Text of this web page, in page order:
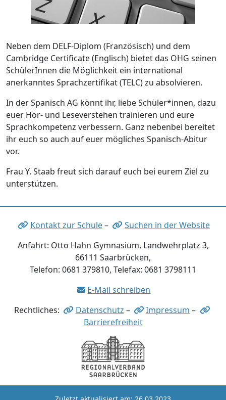
Neben dem DELF-Diplom (Französisch) und dem
Cambridge Certificate (Englisch) bietet das OHG seinen
SchülerInnen die Möglichkeit ein international
anerkanntes Sprachzertifikat (TELC) zu absolvieren.
In der Spanisch AG könnt ihr, liebe Schüler*innen, dazu
euer Hör- und Leseverstehen trainieren und eure
Sprachkompetenz verbessern. Ganz nebenbei bereitet
ihr euch so auch auf euer mögliches Spanisch-Abitur
vor.
Frau Y. Staab freut sich darauf euch bei eurem Ziel zu
unterstützen.
Kontakt zur Schule–
Suchen in der Website
Anfahrt: Otto Hahn Gymnasium, Landwehrplatz 3,
66111 Saarbrücken,
Telefon: 0681 379810, Telefax: 0681 3798111
E-Mail schreiben
Rechtliches:
Datenschutz – Impressum –
Barrierefreiheit